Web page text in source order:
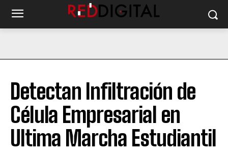
Detectan Infiltración de
Célula Empresarial en
Ultima Marcha Estudiantil